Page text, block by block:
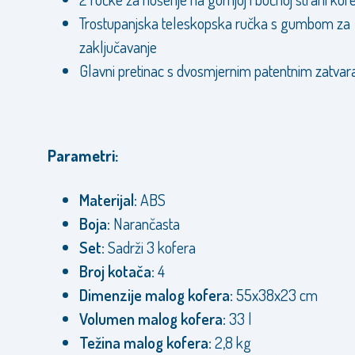
Trostupanjska teleskopska ručka s gumbom za
zaključavanje
Glavni pretinac s dvosmjernim patentnim
Parametri:
Materijal:ABS
Boja: Narančasta
Set:Sadrži 3 kofera
Broj kotača:4
Dimenzije malog kofera:55x38x23 cm
Volumen malog kofera:33 l
Težina malog kofera:2,8 kg